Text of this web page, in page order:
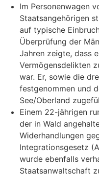
Im Personenwagen
Staatsangehörigen
auf typische
Überprüfung der
Jahren zeigte, dass
Vermögensdelikten
war. Er, sowie die
festgenommen und
See/Oberland
Einem 22-jährigen
der in Wald
Widerhandlungen
Integrationsgesetz
wurde ebenfalls
Staatsanwaltschaft